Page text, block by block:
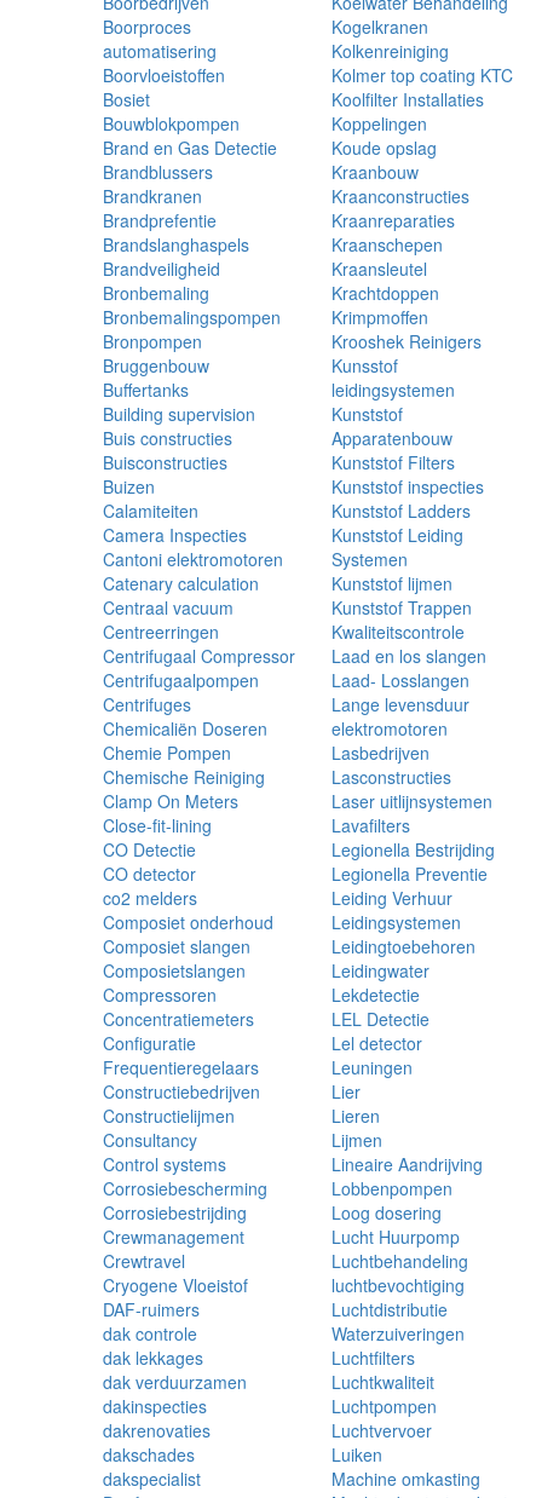
Boorproces
automatisering
Boorvloeistoffen
Bosiet
Bouwblokpompen
Brand en Gas Detectie
Brandblussers
Brandkranen
Brandprefentie
Brandslanghaspels
Brandveiligheid
Bronbemaling
Bronbemalingspompen
Bronpompen
Bruggenbouw
Buffertanks
Building supervision
Buis constructies
Buisconstructies
Buizen
Calamiteiten
Camera Inspecties
Cantoni elektromotoren
Catenary calculation
Centraal vacuum
Centreerringen
Centrifugaal Compressor
Centrifugaalpompen
Centrifuges
Chemicaliën Doseren
Chemie Pompen
Chemische Reiniging
Clamp On Meters
Close-fit-lining
CO Detectie
CO detector
co2 melders
Composiet onderhoud
Composiet slangen
Composietslangen
Compressoren
Concentratiemeters
Configuratie
Frequentieregelaars
Constructiebedrijven
Constructielijmen
Consultancy
Control systems
Corrosiebescherming
Corrosiebestrijding
Crewmanagement
Crewtravel
Cryogene Vloeistof
DAF-ruimers
dak controle
dak lekkages
dak verduurzamen
dakinspecties
dakrenovaties
dakschades
dakspecialist
Kogelkranen
Kolkenreiniging
Kolmer top coating KTC
Koolfilter Installaties
Koppelingen
Koude opslag
Kraanbouw
Kraanconstructies
Kraanreparaties
Kraanschepen
Kraansleutel
Krachtdoppen
Krimpmoffen
Krooshek Reinigers
Kunsstof
leidingsystemen
Kunststof
Apparatenbouw
Kunststof Filters
Kunststof inspecties
Kunststof Ladders
Kunststof Leiding
Systemen
Kunststof lijmen
Kunststof Trappen
Kwaliteitscontrole
Laad en los slangen
Laad- Losslangen
Lange levensduur
elektromotoren
Lasbedrijven
Lasconstructies
Laser uitlijnsystemen
Lavafilters
Legionella Bestrijding
Legionella Preventie
Leiding Verhuur
Leidingsystemen
Leidingtoebehoren
Leidingwater
Lekdetectie
LEL Detectie
Lel detector
Leuningen
Lier
Lieren
Lijmen
Lineaire Aandrijving
Lobbenpompen
Loog dosering
Lucht Huurpomp
Luchtbehandeling
luchtbevochtiging
Luchtdistributie
Waterzuiveringen
Luchtfilters
Luchtkwaliteit
Luchtpompen
Luchtvervoer
Luiken
Machine omkasting